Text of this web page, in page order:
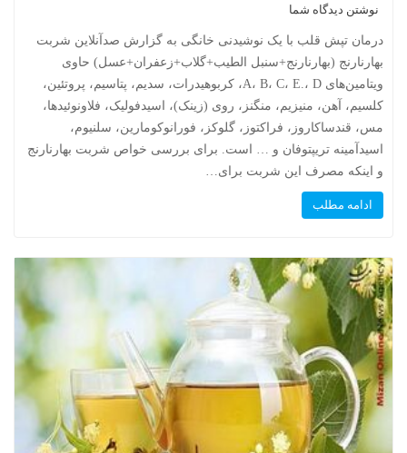
نوشتن دیدگاه شما
درمان تپش قلب با یک نوشیدنی خانگی به گزارش صدآنلاین شربت
بهارنارنج (بهارنارنج+سنبل الطیب+گلاب+زعفران+عسل) حاوی
ویتامین‌های A، B، C، E.، D، کربوهیدرات، سدیم، پتاسیم، پروتئین،
کلسیم، آهن، منیزیم، منگنز، روی (زینک)، اسیدفولیک، فلاونوئیدها،
مس، قندساکاروز، فراکتوز، گلوکز، فورانوکومارین، سلنیوم،
اسیدآمینه تریپتوفان و … است. برای بررسی خواص شربت بهارنارنج
و اینکه مصرف این شربت برای…
ادامه مطلب